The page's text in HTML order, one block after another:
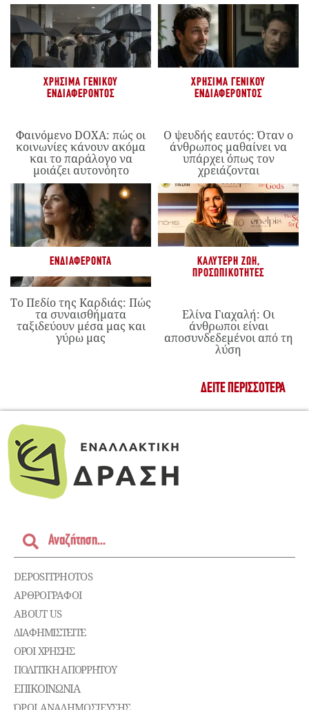
ΧΡΉΣΙΜΑ ΓΕΝΙΚΟΎ
ΕΝΔΙΑΦΈΡΟΝΤΟΣ
Φαινόμενο DOXA: πώς οι
κοινωνίες κάνουν ακόμα
και το παράλογο να
μοιάζει αυτονόητο
ΧΡΉΣΙΜΑ ΓΕΝΙΚΟΎ
ΕΝΔΙΑΦΈΡΟΝΤΟΣ
Ο ψευδής εαυτός: Όταν ο
άνθρωπος μαθαίνει να
υπάρχει όπως τον
χρειάζονται
ΕΝΔΙΑΦΈΡΟΝΤΑ
Το Πεδίο της Καρδιάς: Πώς
τα συναισθήματα
ταξιδεύουν μέσα μας και
γύρω μας
ΚΑΛΎΤΕΡΗ ΖΩΉ,
ΠΡΟΣΩΠΙΚΌΤΗΤΕΣ
Ελίνα Γιαχαλή: Οι
άνθρωποι είναι
αποσυνδεδεμένοι από τη
λύση
ΔΕΊΤΕ ΠΕΡΙΣΣΌΤΕΡΑ
DEPOSITPHOTOS
ΑΡΘΡΟΓΡΑΦΟΙ
ABOUT US
ΔΙΑΦΗΜΙΣΤΕΊΤΕ
ΌΡΟΙ ΧΡΉΣΗΣ
ΠΟΛΙΤΙΚΉ ΑΠΟΡΡΉΤΟΥ
ΕΠΙΚΟΙΝΩΝΊΑ